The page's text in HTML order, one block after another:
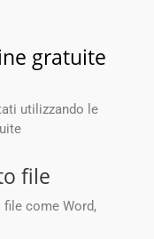
gratuite
utilizzando le
file
come Word,